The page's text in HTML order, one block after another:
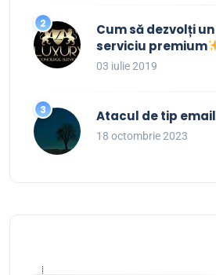
Cum să dezvolți
serviciu premium
03 iulie 2019
Atacul de tip
18 octombrie 2023